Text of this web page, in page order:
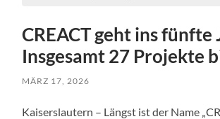
CREACT geht ins fünfte
Insgesamt 27 Projekte
MÄRZ 17, 2026
Kaiserslautern – Längst ist der Name